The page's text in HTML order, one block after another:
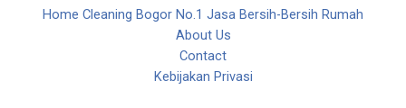
Home Cleaning Bogor No.1 Jasa Bersih-Bersih Rumah
About Us
Contact
Kebijakan Privasi